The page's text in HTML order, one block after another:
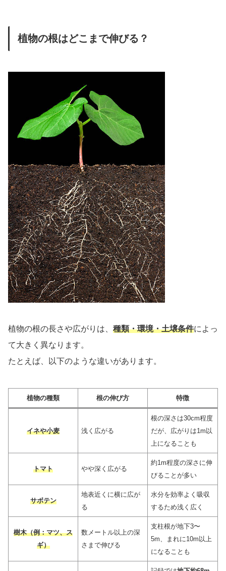
植物の根はどこまで伸びる？
植物の根の長さや広がりは、 種類・環境・土壌条件によっ
て大きく異なります。
たとえば、以下のような違いがあります。
植物の種類 根の伸び方 特徴
イネや小麦 浅く広がる
根の深さは30cm程度
だが、広がりは1m以
上になることも
トマト やや深く広がる
約1m程度の深さに伸
びることが多い
サボテン
地表近くに横に広が
る
水分を効率よく吸収
するため浅く広く
樹木（例：マツ、ス
ギ）
数メートル以上の深
さまで伸びる
支柱根が地下3〜
5m、まれに10m以上
になることも